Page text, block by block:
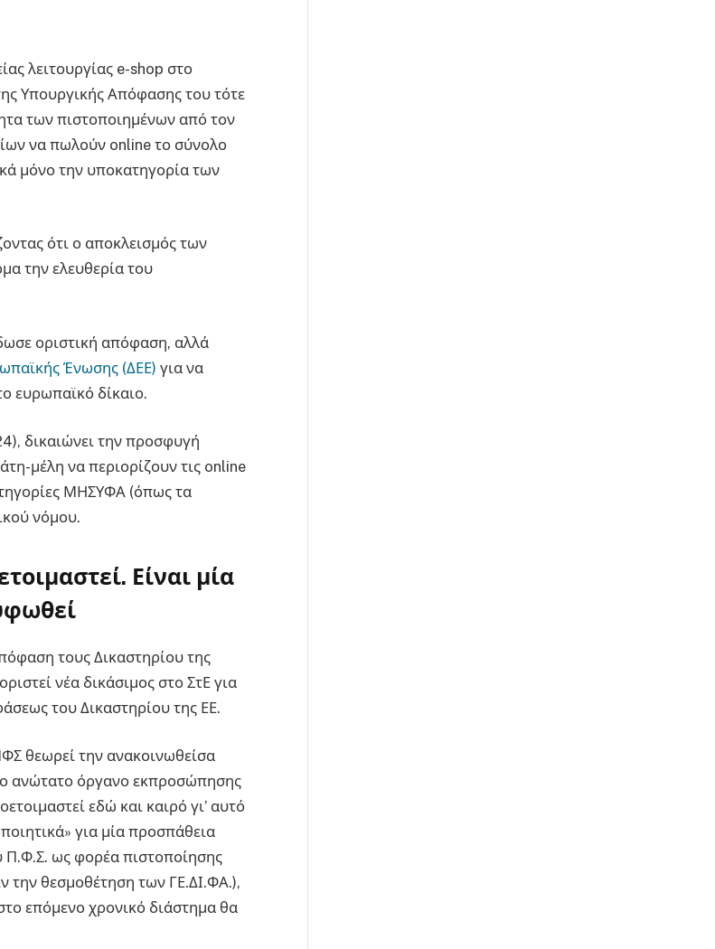
λειτουργίας e-shop στο
Υπουργικής Απόφασης του τότε
των πιστοποιημένων από τον
να πωλούν online το σύνολο
μόνο την υποκατηγορία των
ότι ο αποκλεισμός των
την ελευθερία του
οριστική απόφαση, αλλά
Ένωσης (ΔΕΕ) για να
ευρωπαϊκό δίκαιο.
δικαιώνει την προσφυγή
μέλη να περιορίζουν τις online
ΜΗΣΥΦΑ (όπως τα
νόμου.
Είναι μία
τους Δικαστηρίου της
νέα δικάσιμος στο ΣτΕ για
του Δικαστηρίου της ΕΕ.
θεωρεί την ανακοινωθείσα
ανώτατο όργανο εκπροσώπησης
εδώ και καιρό γι’ αυτό
για μία προσπάθεια
Π.Φ.Σ. ως φορέα πιστοποίησης
την θεσμοθέτηση των ΓΕ.ΔΙ.ΦΑ.),
επόμενο χρονικό διάστημα θα